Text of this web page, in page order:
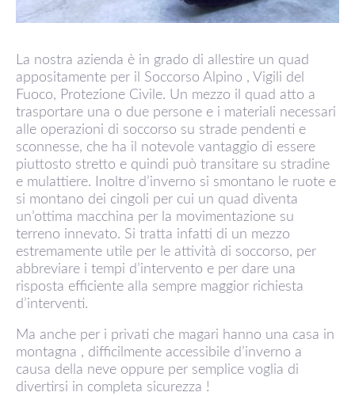
La nostra azienda è in grado di allestire un quad
appositamente per il Soccorso Alpino , Vigili del
Fuoco, Protezione Civile. Un mezzo il quad atto a
trasportare una o due persone e i materiali necessari
alle operazioni di soccorso su strade pendenti e
sconnesse, che ha il notevole vantaggio di essere
piuttosto stretto e quindi può transitare su stradine
e mulattiere. Inoltre d’inverno si smontano le ruote e
si montano dei cingoli per cui un quad diventa
un’ottima macchina per la movimentazione su
terreno innevato. Si tratta infatti di un mezzo
estremamente utile per le attività di soccorso, per
abbreviare i tempi d’intervento e per dare una
risposta efficiente alla sempre maggior richiesta
d’interventi.
Ma anche per i privati che magari hanno una casa in
montagna , difficilmente accessibile d’inverno a
causa della neve oppure per semplice voglia di
divertirsi in completa sicurezza !